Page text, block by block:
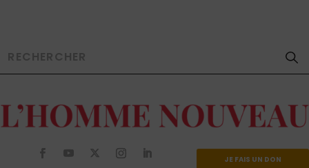
JE FAIS UN DON